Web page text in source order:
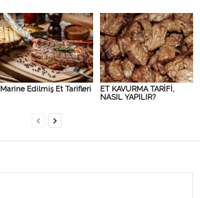
Marine Edilmiş Et Tarifleri
ET KAVURMA TARİFİ,
NASIL YAPILIR?